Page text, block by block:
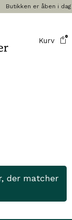
Butikken er åben i dag
Kurv 0
der matcher